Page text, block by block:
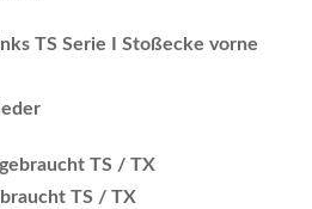
Stoßecke vorne
TS / TX